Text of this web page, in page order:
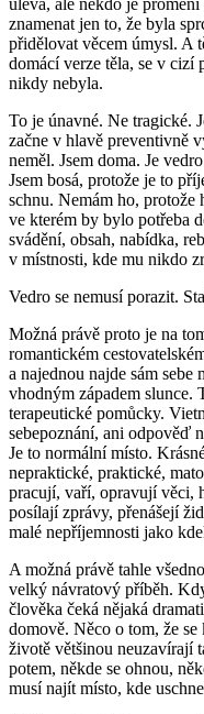
znamenat jen to, že byla
přidělovat věcem úmysl. A
domácí verze těla, se v cizí
nikdy nebyla.
To je únavné. Ne tragické.
začne v hlavě preventivně
neměl. Jsem doma. Je
Jsem bosá, protože je to
schnu. Nemám ho, protože
ve kterém by bylo potřeba
svádění, obsah, nabídka,
v místnosti, kde mu nikdo
Vedro se nemusí porazit.
Možná právě proto je na
romantickém
a najednou najde sám
vhodným západem slunce.
terapeutické pomůcky.
sebepoznání, ani odpověď
Je to normální místo.
nepraktické, praktické,
pracují, vaří, opravují věci,
posílají zprávy, přenášejí
malé nepříjemnosti jako
A možná právě tahle
velký návratový příběh.
člověka čeká nějaká
domově. Něco o tom, že
životě většinou neuzavírají
potem, někde se ohnou,
musí najít místo, kde